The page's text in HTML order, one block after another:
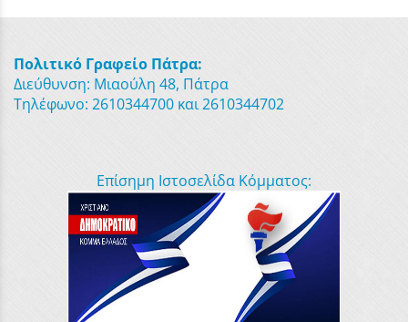
Πολιτικό Γραφείο Πάτρα:
Διεύθυνση: Μιαούλη 48, Πάτρα
Τηλέφωνο: 2610344700 και 2610344702
Επίσημη Ιστοσελίδα Κόμματος: